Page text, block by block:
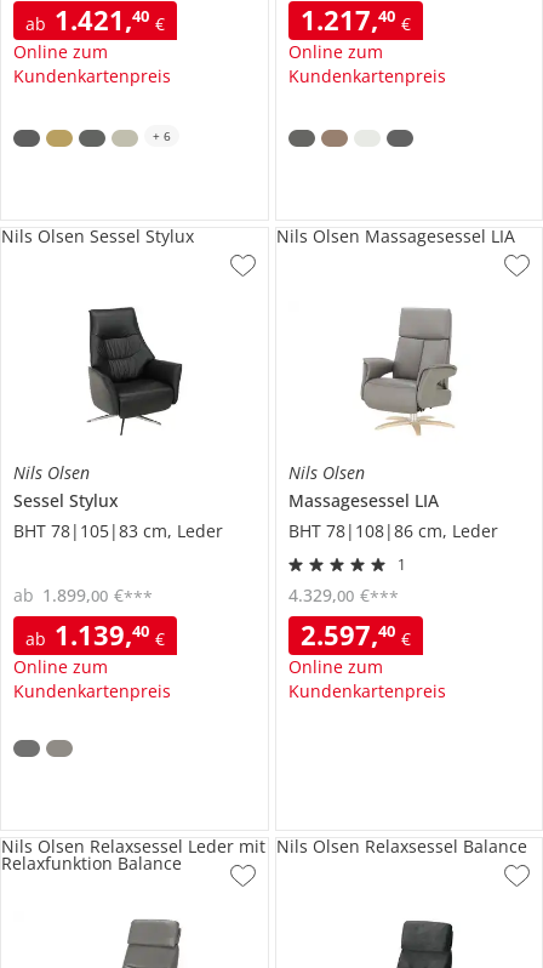
ab 1.421,40 €
Online zum
Kundenkartenpreis
+ 6
1.217,40 €
Online zum
Kundenkartenpreis
Nils Olsen
Sessel Stylux
BHT 78|105|83 cm, Leder
ab 1.139,40 €
Online zum
Kundenkartenpreis
ab 1.899,00 €***
Nils Olsen Sessel Stylux
Nils Olsen
Massagesessel LIA
BHT 78|108|86 cm, Leder
1
2.597,40 €
Online zum
Kundenkartenpreis
4.329,00 €***
Nils Olsen Massagesessel LIA
Nils Olsen Relaxsessel Leder mit
Relaxfunktion Balance
Nils Olsen Relaxsessel Balance